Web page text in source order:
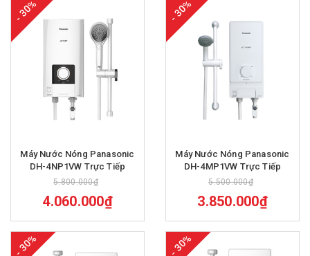
- 30%
Máy Nước Nóng Panasonic
DH-4NP1VW Trực Tiếp
5.800.000₫
4.060.000₫
- 30%
Máy Nước Nóng Panasonic
DH-4MP1VW Trực Tiếp
5.500.000₫
3.850.000₫
- 30% - 30%